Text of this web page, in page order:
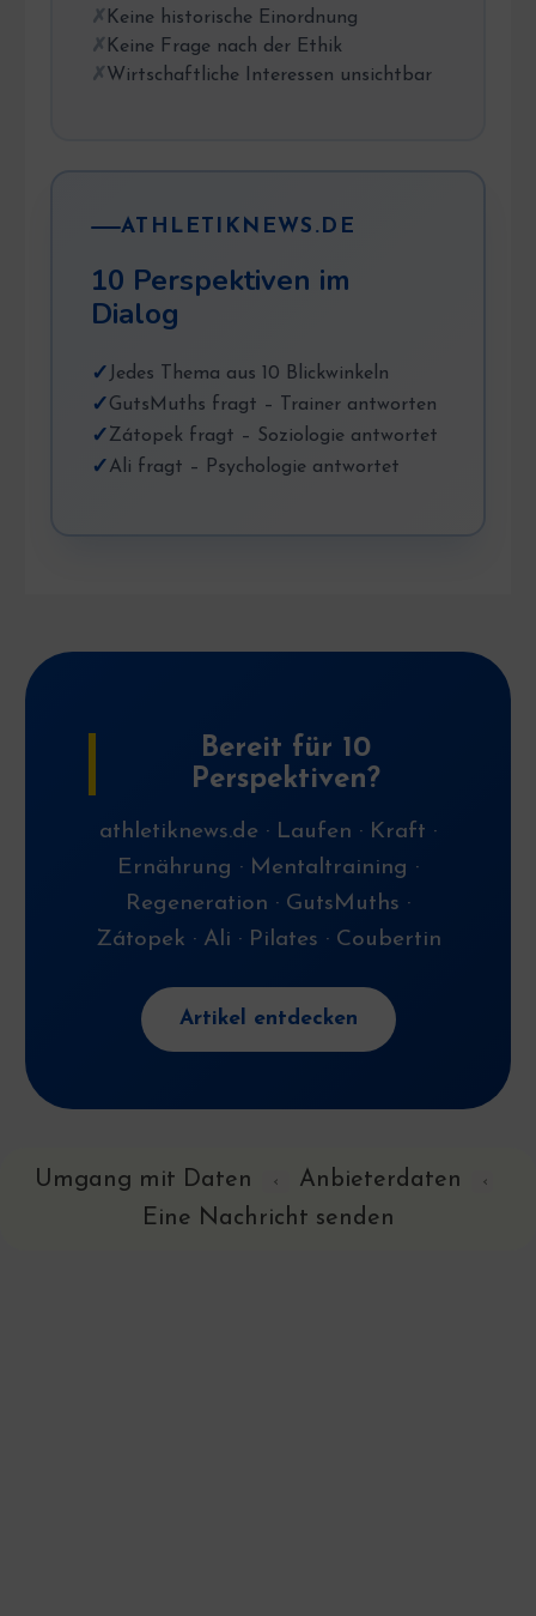
Keine historische Einordnung
Keine Frage nach der Ethik
Wirtschaftliche Interessen unsichtbar
ATHLETIKNEWS.DE
10 Perspektiven im
Dialog
Jedes Thema aus 10 Blickwinkeln
GutsMuths fragt – Trainer antworten
Zátopek fragt – Soziologie antwortet
Ali fragt – Psychologie antwortet
Bereit für 10
Perspektiven?
athletiknews.de · Laufen · Kraft ·
Ernährung · Mentaltraining ·
Regeneration · GutsMuths ·
Zátopek · Ali · Pilates · Coubertin
Artikel entdecken
Umgang mit Daten ‹ Anbieterdaten ‹
Eine Nachricht senden